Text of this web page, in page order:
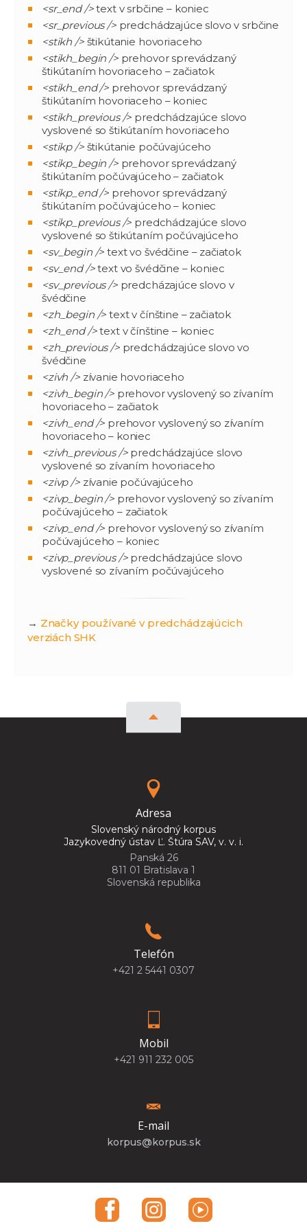
<sr_end />text v srbčine – koniec
<sr_previous />predchádzajúce slovo v srbčine
<stikh />štikútanie hovoriaceho
<stikh_begin />prehovor sprevádzaný
štikútaním hovoriaceho – začiatok
<stikh_end /> prehovor sprevádzaný
štikútaním hovoriaceho – koniec
<stikh_previous /> predchádzajúce slovo
vyslovené so štikútaním hovoriaceho
<stikp />štikútanie počúvajúceho
<stikp_begin />prehovor sprevádzaný
štikútaním počúvajúceho – začiatok
<stikp_end /> prehovor sprevádzaný
štikútaním počúvajúceho – koniec
<stikp_previous /> predchádzajúce slovo
vyslovené so štikútaním počúvajúceho
<sv_begin /> text vo švédčine – začiatok
<sv_end />text vo švédčine – koniec
<sv_previous />predcházajúce slovo v
švédčine
<zh_begin /> text v čínštine – začiatok
<zh_end />text v čínštine – koniec
<zh_previous />predchádzajúce slovo vo
švédčine
<zivh />zívanie hovoriaceho
<zivh_begin />prehovor vyslovený so zívaním
hovoriaceho – začiatok
<zivh_end /> prehovor vyslovený so zívaním
hovoriaceho – koniec
<zivh_previous />predchádzajúce slovo
vyslovené so zívaním hovoriaceho
<zivp />zívanie počúvajúceho
<zivp_begin />prehovor vyslovený so zívaním
počúvajúceho – začiatok
<zivp_end /> prehovor vyslovený so zívaním
počúvajúceho – koniec
<zivp_previous />predchádzajúce slovo
vyslovené so zívaním počúvajúceho
→ Značky používané v predchádzajúcich
verziách SHK
Adresa
Slovenský národný korpus
Jazykovedný ústav Ľ. Štúra SAV, v. v. i.
Panská 26
811 01 Bratislava 1
Slovenská republika
Telefón
+421 2 5441 0307
Mobil
+421 911 232 005
E-mail
korpus@korpus.sk